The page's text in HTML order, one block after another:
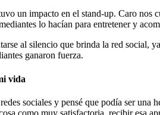
un impacto en el stand-up. Caro nos
lo hacían para entretener y
al silencio que brinda la red social,
ganaron fuerza.
vida
sociales y pensé que podía ser
como muy satisfactoria, recibir esa